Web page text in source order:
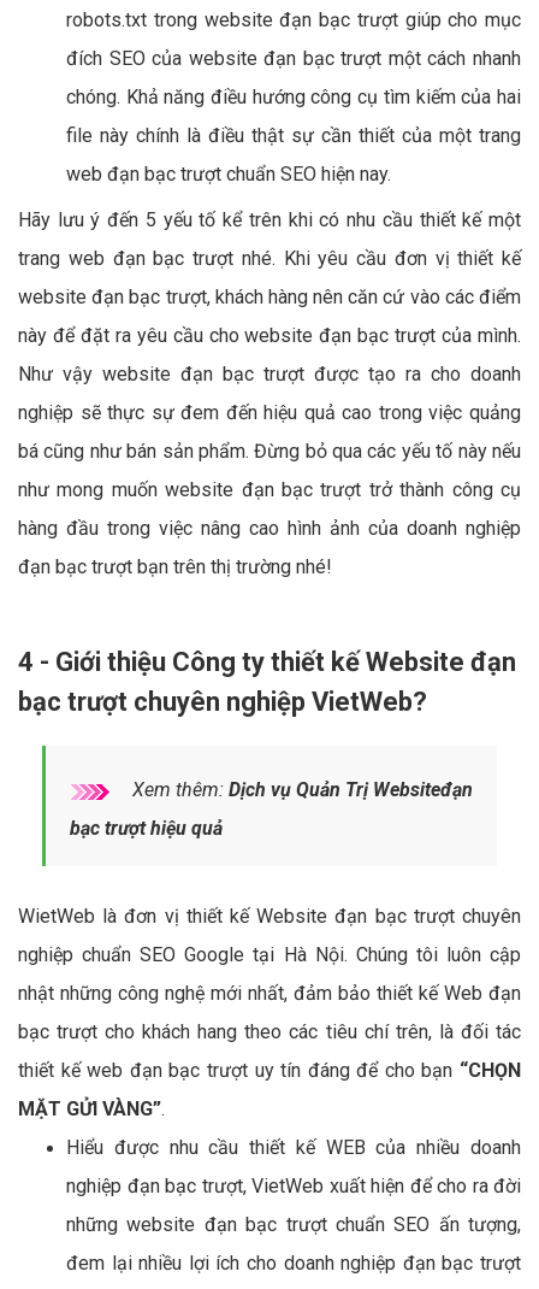
robots.txt trong website đạn bạc trượt giúp cho mục
đích SEO của website đạn bạc trượt một cách nhanh
chóng. Khả năng điều hướng công cụ tìm kiếm của hai
file này chính là điều thật sự cần thiết của một trang
web đạn bạc trượt chuẩn SEO hiện nay.
Hãy lưu ý đến 5 yếu tố kể trên khi có nhu cầu thiết kế một
trang web đạn bạc trượt nhé. Khi yêu cầu đơn vị thiết kế
website đạn bạc trượt, khách hàng nên căn cứ vào các điểm
này để đặt ra yêu cầu cho website đạn bạc trượt của mình.
Như vậy website đạn bạc trượt được tạo ra cho doanh
nghiệp sẽ thực sự đem đến hiệu quả cao trong việc quảng
bá cũng như bán sản phẩm. Đừng bỏ qua các yếu tố này nếu
như mong muốn website đạn bạc trượt trở thành công cụ
hàng đầu trong việc nâng cao hình ảnh của doanh nghiệp
đạn bạc trượt bạn trên thị trường nhé!
4 - Giới thiệu Công ty thiết kế Website đạn
bạc trượt chuyên nghiệp VietWeb?
Xem thêm: Dịch vụ Quản Trị Websiteđạn
bạc trượt hiệu quả
WietWeb là đơn vị thiết kế Website đạn bạc trượt chuyên
nghiệp chuẩn SEO Google tại Hà Nội. Chúng tôi luôn cập
nhật những công nghệ mới nhất, đảm bảo thiết kế Web đạn
bạc trượt cho khách hang theo các tiêu chí trên, là đối tác
thiết kế web đạn bạc trượt uy tín đáng để cho bạn “CHỌN
MẶT GỬI VÀNG”.
Hiểu được nhu cầu thiết kế WEB của nhiều doanh
nghiệp đạn bạc trượt, VietWeb xuất hiện để cho ra đời
những website đạn bạc trượt chuẩn SEO ấn tượng,
đem lại nhiều lợi ích cho doanh nghiệp đạn bạc trượt